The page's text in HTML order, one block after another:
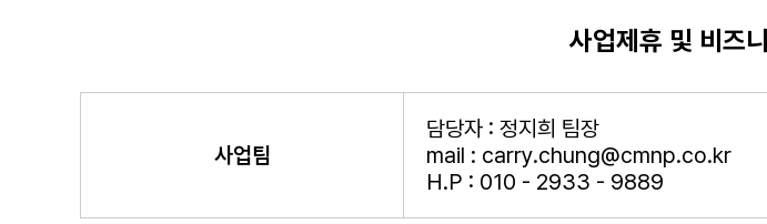
사업제휴 및 비즈
사업팀
담당자 : 정지희 팀장
mail : carry.chung@cmnp.co.kr
H.P : 010 - 2933 - 9889